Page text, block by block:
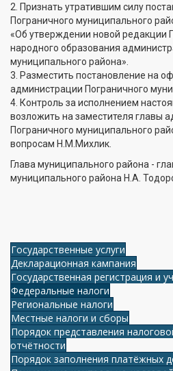
2. Признать утратившим силу
Пограничного муниципального
«Об утверждении новой редакции
народного образования
муниципального района».
3. Разместить постановление на
администрации Пограничного
4. Контроль за исполнением
возложить на заместителя главы
Пограничного муниципального
вопросам Н.М.Михлик.
Глава муниципального района -
муниципального района Н.А.
Государственные услуги
Декларационная кампания
Государственная регистрация и
Федеральные налоги
Региональные налоги
Местные налоги и сборы
Порядок представления
отчётности
Порядок заполнения платёжных